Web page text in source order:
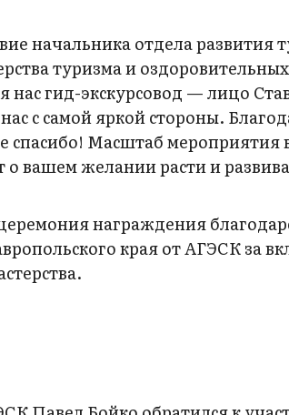
начальника отдела развития
туризма и
нас гид-экскурсовод — лицо
с самой яркой стороны.
спасибо! Масштаб мероприятия
о вашем желании расти и
церемония награждения
края от АГЭСК за